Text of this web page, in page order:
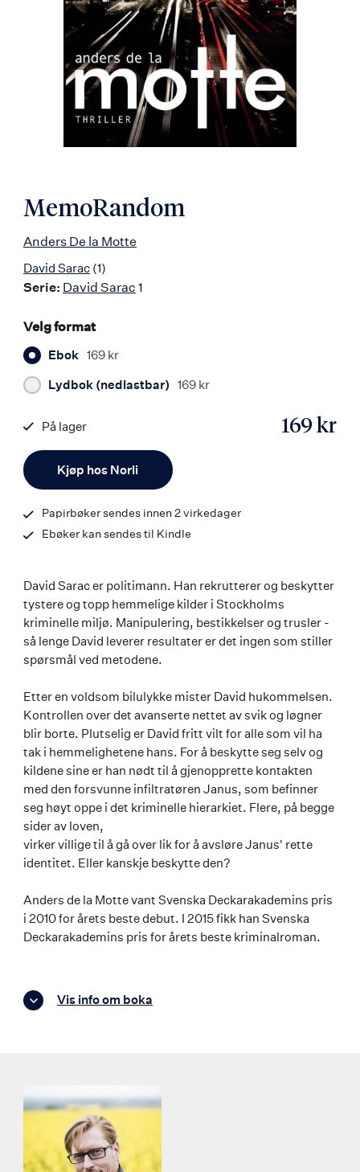
MemoRandom
Anders De la Motte
David Sarac (1)
Serie: David Sarac 1
Velg format
Ebok 169 kr
Lydbok (nedlastbar) 169 kr
Kjøp hos Norli
169 kr
På lager
9788203372087
Papirbøker sendes innen 2 virkedager
Ebøker kan sendes til Kindle
David Sarac er politimann. Han rekrutterer og beskytter
tystere og topp hemmelige kilder i Stockholms
kriminelle miljø. Manipulering, bestikkelser og trusler -
så lenge David leverer resultater er det ingen som stiller
spørsmål ved metodene.
Etter en voldsom bilulykke mister David hukommelsen.
Kontrollen over det avanserte nettet av svik og løgner
blir borte. Plutselig er David fritt vilt for alle som vil ha
tak i hemmelighetene hans. For å beskytte seg selv og
kildene sine er han nødt til å gjenopprette kontakten
med den forsvunne infiltratøren Janus, som befinner
seg høyt oppe i det kriminelle hierarkiet. Flere, på begge
sider av loven,
virker villige til å gå over lik for å avsløre Janus' rette
identitet. Eller kanskje beskytte den?
Anders de la Motte vant Svenska Deckarakademins pris
i 2010 for årets beste debut. I 2015 fikk han Svenska
Deckarakademins pris for årets beste kriminalroman.
Vis info om boka